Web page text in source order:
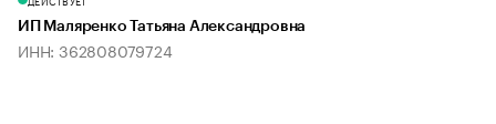
ИП Маляренко Татьяна Александровна
ИНН: 362808079724